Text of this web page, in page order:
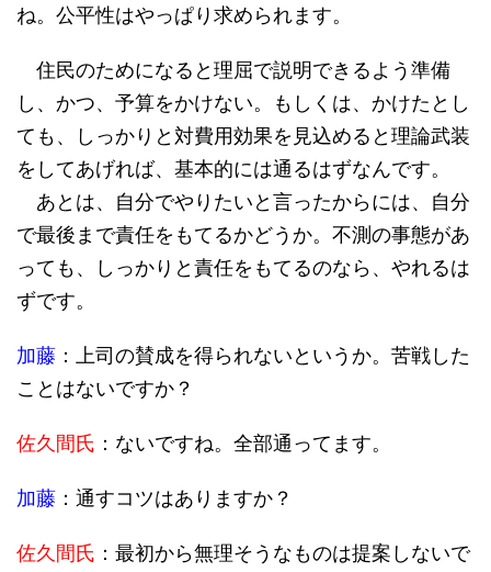
ね。公平性はやっぱり求められます。
住民のためになると理屈で説明できるよう準備
し、かつ、予算をかけない。もしくは、かけたとし
ても、しっかりと対費用効果を見込めると理論武装
をしてあげれば、基本的には通るはずなんです。
あとは、自分でやりたいと言ったからには、自分
で最後まで責任をもてるかどうか。不測の事態があ
っても、しっかりと責任をもてるのなら、やれるは
ずです。
加藤 ：上司の賛成を得られないというか。苦戦した
ことはないですか？
佐久間氏 ：ないですね。全部通ってます。
加藤 ：通すコツはありますか？
佐久間氏 ：最初から無理そうなものは提案しないで